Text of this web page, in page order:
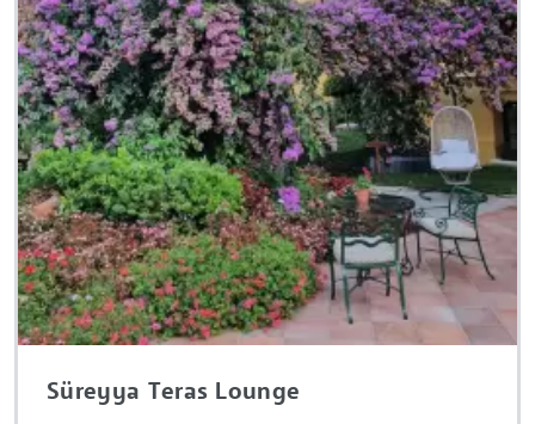
Süreyya Teras Lounge